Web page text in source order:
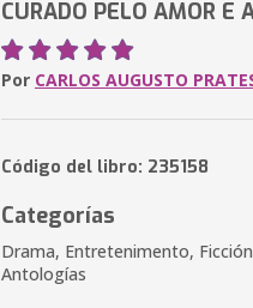
CURADO PELO AMOR E
Por CARLOS AUGUSTO
Código del libro: 235158
Categorías
Drama, Entretenimento,
Antologías